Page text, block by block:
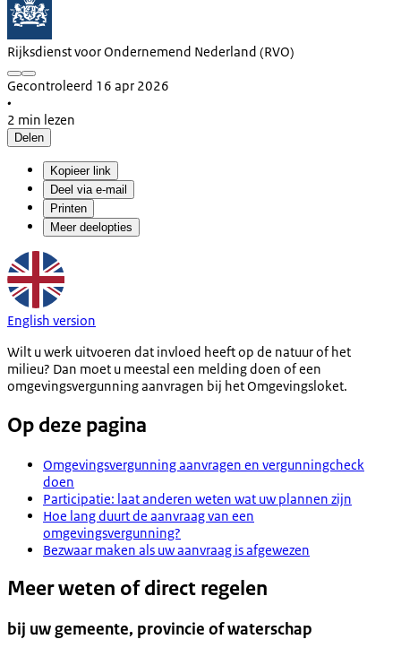
Rijksdienst voor Ondernemend Nederland (RVO)
Gecontroleerd 16 apr 2026
•
2 min lezen
Delen
Kopieer link
Deel via e-mail
Printen
Meer deelopties
English version
Wilt u werk uitvoeren dat invloed heeft op de natuur of het
milieu? Dan moet u meestal een melding doen of een
omgevingsvergunning aanvragen bij het Omgevingsloket.
Op deze pagina
Omgevingsvergunning aanvragen en vergunningcheck
doen
Participatie: laat anderen weten wat uw plannen zijn
Hoe lang duurt de aanvraag van een
omgevingsvergunning?
Bezwaar maken als uw aanvraag is afgewezen
Meer weten of direct regelen
bij uw gemeente, provincie of waterschap